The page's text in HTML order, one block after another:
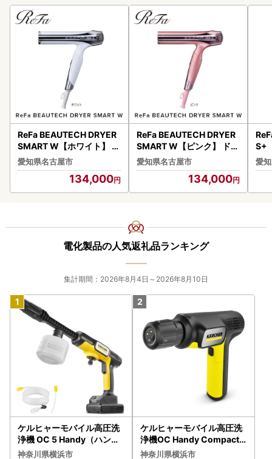
ReFa BEAUTECH DRYER
SMART W【ホワイト】 ド
ライヤー 美容 家電 ドライ
ヤー リファ
愛知県名古屋市
134,000
ReFa BEAUTECH DRYER
SMART W【ピンク】 ドラ
イヤー 美容 家電 ドライヤ
ー リファ
愛知県名古屋市
134,000
S+
ー
ファ
愛
電化製品の人気返礼品ランキング
集計期間：2026年8月4日～2026年8月10日
ケルヒャーモバイル高圧洗
浄機 OC 5 Handy（ハンデ
ィジェット） APV0006
神奈川県横浜市
ケルヒャーモバイル高圧洗
浄機OC Handy Compact
（ハンディエア） APV000
神奈川県横浜市